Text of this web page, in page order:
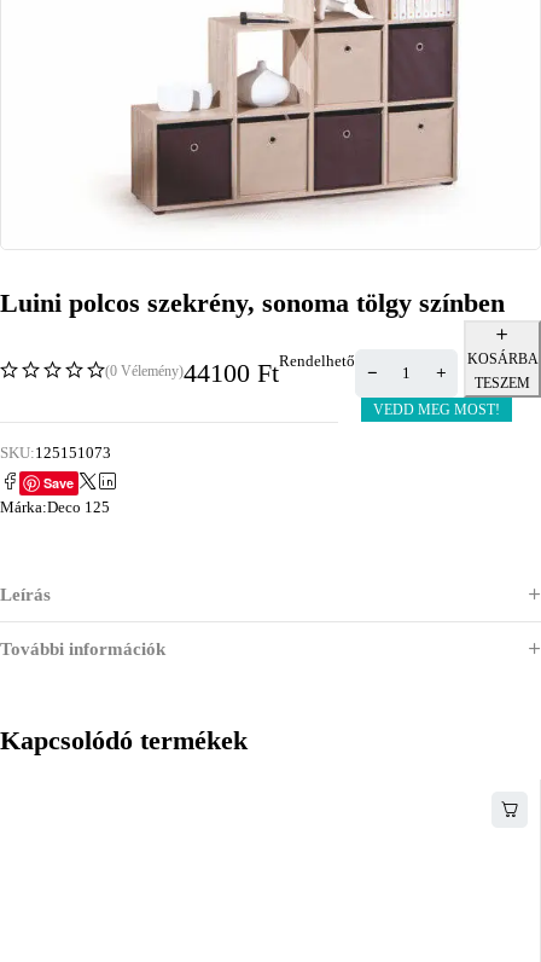
Luini polcos szekrény, sonoma tölgy színben
(0 Vélemény)44100 FtRendelhető
KOSÁRBA
TESZEM
VEDD MEG MOST!
SKU:125151073
Save
Márka:Deco 125
Leírás
További információk
Kapcsolódó termékek